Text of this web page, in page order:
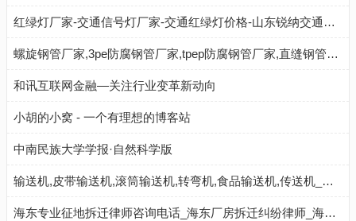
红绿灯厂家-交通信号灯厂家-交通红绿灯价格-山东锐纳交通科技有限公司
螺旋钢管厂家,3pe防腐钢管厂家,tpep防腐钢管厂家,直缝钢管厂家,无缝钢管厂家,8710防腐钢管厂家_河北宇刚管道制造有限公司 - 八方资源网
和讯互联网金融—关注行业变革新动向
小胡的小窝 - 一个有理想的博客站
中南民族大学学报·自然科学版
输送机,皮带输送机,滚筒输送机,转弯机,食品输送机,传送机_新乡市良工机械设备有限公司 - 八方资源网
海东专业征地拆迁律师咨询电话_海东厂房拆迁纠纷律师_海东房屋拆迁补偿律师-拆迁律师事务所